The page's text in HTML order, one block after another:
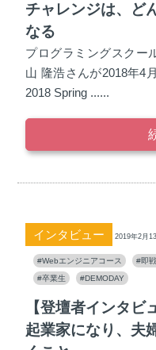
チャレンジは、ど
なる
プログラミングスクー
山 隆浩さんが2018年4
2018 Spring ......
インタビュー 2019年2月
#Webエンジニアコース #即
#卒業生
#DEMODAY
【登壇者インタ
起業家になり、夫